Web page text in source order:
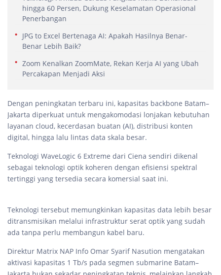
hingga 60 Persen, Dukung Keselamatan Operasional
Penerbangan
JPG to Excel Bertenaga AI: Apakah Hasilnya Benar-
Benar Lebih Baik?
Zoom Kenalkan ZoomMate, Rekan Kerja AI yang Ubah
Percakapan Menjadi Aksi
Dengan peningkatan terbaru ini, kapasitas backbone Batam–
Jakarta diperkuat untuk mengakomodasi lonjakan kebutuhan
layanan cloud, kecerdasan buatan (AI), distribusi konten
digital, hingga lalu lintas data skala besar.
Teknologi WaveLogic 6 Extreme dari Ciena sendiri dikenal
sebagai teknologi optik koheren dengan efisiensi spektral
tertinggi yang tersedia secara komersial saat ini.
Teknologi tersebut memungkinkan kapasitas data lebih besar
ditransmisikan melalui infrastruktur serat optik yang sudah
ada tanpa perlu membangun kabel baru.
Direktur Matrix NAP Info Omar Syarif Nasution mengatakan
aktivasi kapasitas 1 Tb/s pada segmen submarine Batam–